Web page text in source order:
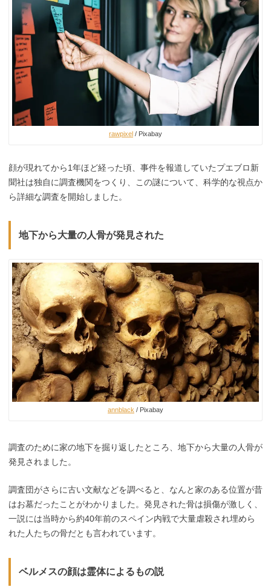
rawpixel / Pixabay
顔が現れてから1年ほど経った頃、事件を報道していたプエブロ新
聞社は独自に調査機関をつくり、この謎について、科学的な視点か
ら詳細な調査を開始しました。
地下から大量の人骨が発見された
annblack / Pixabay
調査のために家の地下を掘り返したところ、地下から大量の人骨が
発見されました。
調査団がさらに古い文献などを調べると、なんと家のある位置が昔
はお墓だったことがわかりました。発見された骨は損傷が激しく、
一説には当時から約40年前のスペイン内戦で大量虐殺され埋めら
れた人たちの骨だとも言われています。
ベルメスの顔は霊体によるもの説